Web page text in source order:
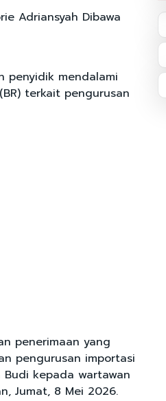
Adriansyah Dibawa
penyidik mendalami
terkait pengurusan
penerimaan yang
pengurusan importasi
kepada wartawan
Jumat, 8 Mei 2026.